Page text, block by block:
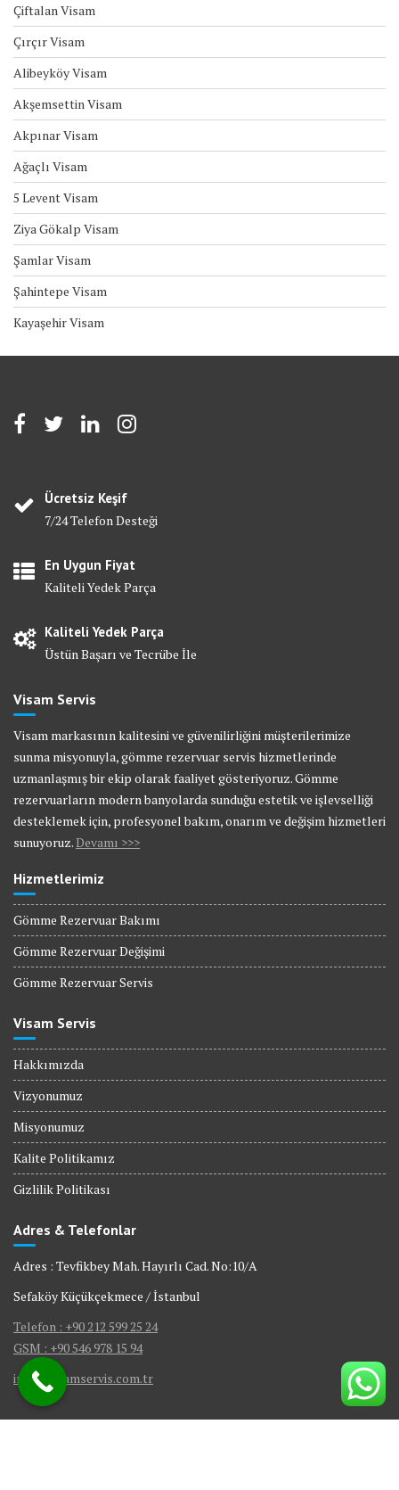
Çiftalan Visam
Çırçır Visam
Alibeyköy Visam
Akşemsettin Visam
Akpınar Visam
Ağaçlı Visam
5 Levent Visam
Ziya Gökalp Visam
Şamlar Visam
Şahintepe Visam
Kayaşehir Visam
Ücretsiz Keşif
7/24 Telefon Desteği
En Uygun Fiyat
Kaliteli Yedek Parça
Kaliteli Yedek Parça
Üstün Başarı ve Tecrübe İle
Visam Servis
Visam markasının kalitesini ve güvenilirliğini müşterilerimize
sunma misyonuyla, gömme rezervuar servis hizmetlerinde
uzmanlaşmış bir ekip olarak faaliyet gösteriyoruz. Gömme
rezervuarların modern banyolarda sunduğu estetik ve işlevselliği
desteklemek için, profesyonel bakım, onarım ve değişim hizmetleri
sunuyoruz. Devamı >>>
Hizmetlerimiz
Gömme Rezervuar Bakımı
Gömme Rezervuar Değişimi
Gömme Rezervuar Servis
Visam Servis
Hakkımızda
Vizyonumuz
Misyonumuz
Kalite Politikamız
Gizlilik Politikası
Adres & Telefonlar
Adres : Tevfikbey Mah. Hayırlı Cad. No:10/A
Sefaköy Küçükçekmece / İstanbul
Telefon : +90 212 599 25 24
GSM : +90 546 978 15 94
info@visamservis.com.tr